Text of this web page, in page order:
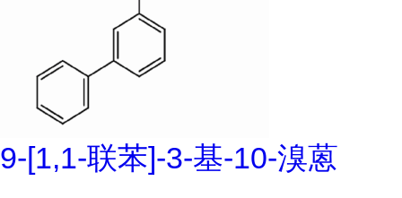
9-[1,1-联苯]-3-基-10-溴蒽